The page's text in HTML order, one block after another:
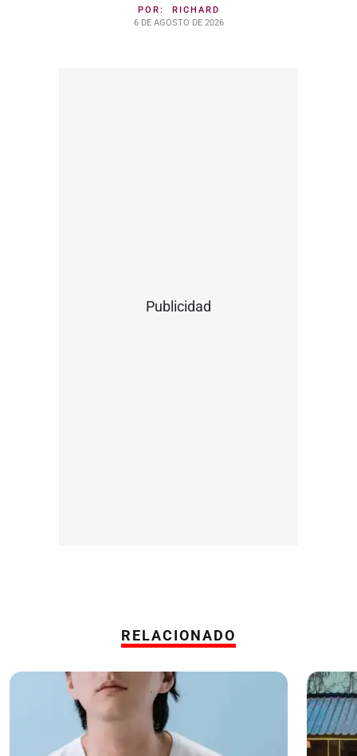
POR: RICHARD
6 DE AGOSTO DE 2026
Publicidad
RELACIONADO